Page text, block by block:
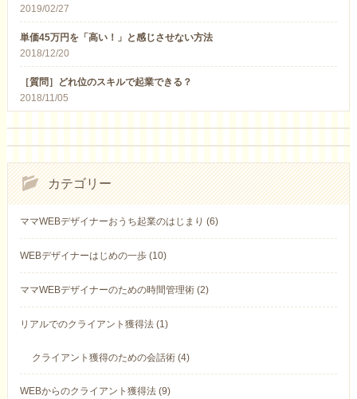
2019/02/27
単価45万円を「高い！」と感じさせない方法
2018/12/20
［質問］どれ位のスキルで起業できる？
2018/11/05
カテゴリー
ママWEBデザイナーおうち起業のはじまり (6)
WEBデザイナーはじめの一歩 (10)
ママWEBデザイナーのための時間管理術 (2)
リアルでのクライアント獲得法 (1)
クライアント獲得のための会話術 (4)
WEBからのクライアント獲得法 (9)